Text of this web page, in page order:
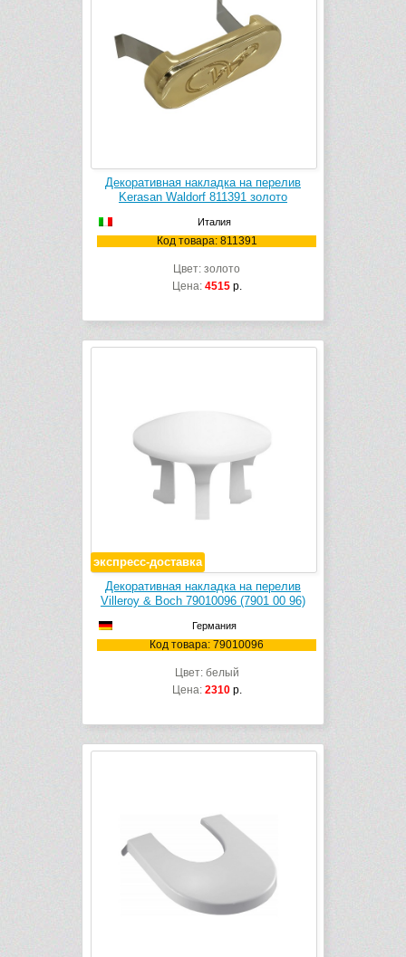
Декоративная накладка на перелив
Kerasan Waldorf 811391 золото
Италия
Код товара: 811391
Цвет: золото
Цена: 4515р.
экспресс-доставка
Декоративная накладка на перелив
Villeroy & Boch 79010096 (7901 00 96)
Германия
Код товара: 79010096
Цвет: белый
Цена: 2310р.